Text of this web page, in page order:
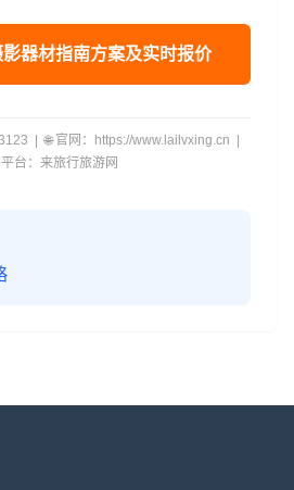
器材指南方案及实时报价
| 🌐 官网：https://www.lailvxing.cn |
平台：来旅行旅游网